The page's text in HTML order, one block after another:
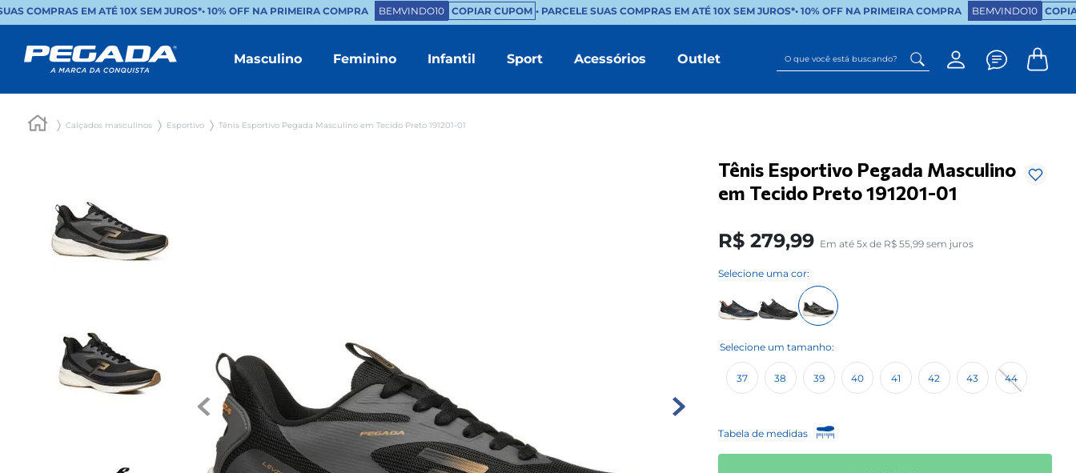
COMPRAS EM ATÉ 10X SEM JUROS*•10% OFF NA PRIMEIRA COMPRA BEMVINDO10 COPIAR CUPOM • PARCELE SUAS COMPRAS EM ATÉ 10X SEM JUROS*•10% OFF NA PRIMEIRA COMPRA BEMVINDO10
Masculino Feminino Infantil Sport Acessórios Outlet O que você está buscando?
Calçados masculinos Esportivo Tênis Esportivo Pegada Masculino em Tecido Preto 191201-01
Tênis Esportivo Pegada Masculino
em Tecido Preto 191201-01
R$ 279,99 Em até 5x de R$ 55,99sem juros
Selecione uma cor:
37 38 39 40 41 42 43 44
Tabela de medidas